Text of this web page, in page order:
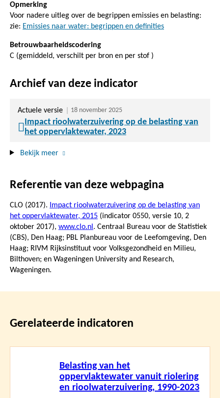
Opmerking
Voor nadere uitleg over de begrippen emissies en belasting:
zie: Emissies naar water: begrippen en definities
Betrouwbaarheidscodering
C (gemiddeld, verschilt per bron en per stof )
Archief van deze indicator
Actuele versie 18 november 2025
Impact rioolwaterzuivering op de belasting van
het oppervlaktewater, 2023
Bekijk meer
Referentie van deze webpagina
CLO (2017).
Impact rioolwaterzuivering op de belasting van
het oppervlaktewater, 2015 (indicator 0550, versie 10, 2
oktober 2017), www.clo.nl . Centraal Bureau voor de Statistiek
(CBS), Den Haag; PBL Planbureau voor de Leefomgeving, Den
Haag; RIVM Rijksinstituut voor Volksgezondheid en Milieu,
Bilthoven; en Wageningen University and Research,
Wageningen.
Gerelateerde indicatoren
Belasting van het
oppervlaktewater vanuit riolering
en rioolwaterzuivering, 1990-2023